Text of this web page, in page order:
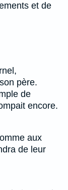
et de
père.
de
encore.
aux
de leur